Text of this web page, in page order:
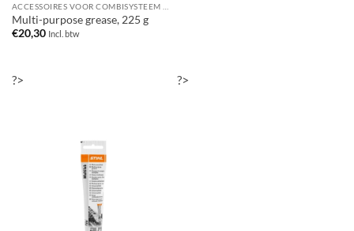
Multi-purpose grease, 225 g
€20,30 Incl. btw
?> ?>